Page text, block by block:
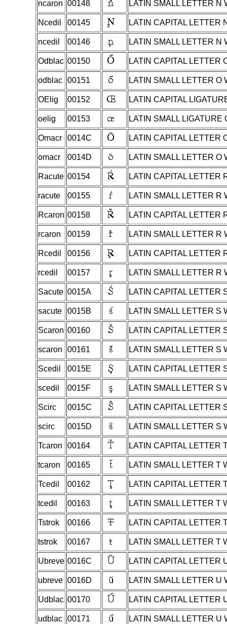
ncaron 00148 LATIN SMALL LETTER N
Ncedil 00145 LATIN CAPITAL LETTER
ncedil 00146 LATIN SMALL LETTER N
Odblac 00150 LATIN CAPITAL LETTER
odblac 00151 LATIN SMALL LETTER O
OElig 00152 LATIN CAPITAL
oelig 00153 LATIN SMALL LIGATURE
Omacr 0014C LATIN CAPITAL LETTER
omacr 0014D LATIN SMALL LETTER O
Racute 00154 LATIN CAPITAL LETTER
racute 00155 LATIN SMALL LETTER R
Rcaron 00158 LATIN CAPITAL LETTER
rcaron 00159 LATIN SMALL LETTER R
Rcedil 00156 LATIN CAPITAL LETTER
rcedil 00157 LATIN SMALL LETTER R
Sacute 0015A LATIN CAPITAL LETTER
sacute 0015B LATIN SMALL LETTER S
Scaron 00160 LATIN CAPITAL LETTER
scaron 00161 LATIN SMALL LETTER S
Scedil 0015E LATIN CAPITAL LETTER
scedil 0015F LATIN SMALL LETTER S
Scirc 0015C LATIN CAPITAL LETTER
scirc 0015D LATIN SMALL LETTER S
Tcaron 00164 LATIN CAPITAL LETTER
tcaron 00165 LATIN SMALL LETTER T
Tcedil 00162 LATIN CAPITAL LETTER
tcedil 00163 LATIN SMALL LETTER T
Tstrok 00166 LATIN CAPITAL LETTER
tstrok 00167 LATIN SMALL LETTER T
Ubreve 0016C LATIN CAPITAL LETTER
ubreve 0016D LATIN SMALL LETTER U
Udblac 00170 LATIN CAPITAL LETTER
udblac 00171 LATIN SMALL LETTER U